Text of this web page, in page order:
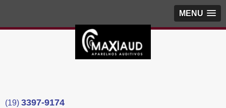
MENU
(19) 3397-9174